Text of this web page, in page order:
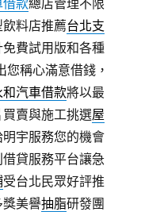
借款總店管理不限
料店推薦台北支
費試用版和各種
您稱心滿意借錢，
和汽車借款將以最
賣與施工挑選屋
宇服務您的機會
貸服務平台讓急
受台北民眾好評推
獎美譽抽脂研發團